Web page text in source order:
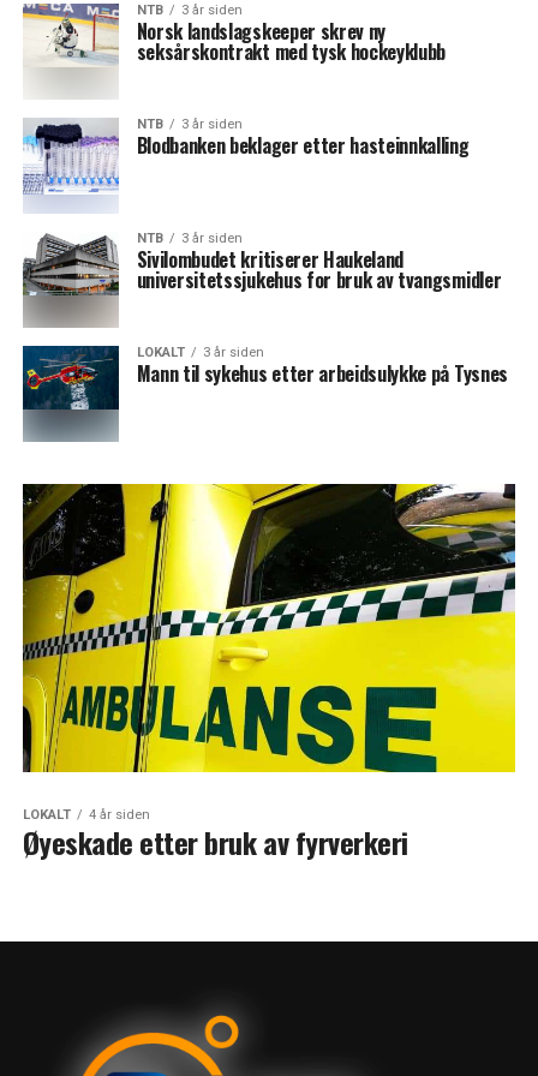
NTB 3 år siden
Norsk landslagskeeper skrev ny
seksårskontrakt med tysk hockeyklubb
NTB 3 år siden
Blodbanken beklager etter hasteinnkalling
NTB 3 år siden
Sivilombudet kritiserer Haukeland
universitetssjukehus for bruk av tvangsmidler
LOKALT 3 år siden
Mann til sykehus etter arbeidsulykke på Tysnes
LOKALT 4 år siden
Øyeskade etter bruk av fyrverkeri